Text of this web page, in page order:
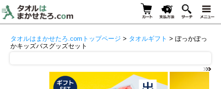
タオルはまかせたろ.comトップページ > タオルギフト > ぽっかぽっ
かキッズバスグッズセット